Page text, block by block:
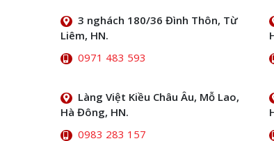
3 nghách 180/36 Đình Thôn, Từ
Liêm, HN.
0971 483 593
Làng Việt Kiều Châu Âu, Mỗ Lao,
Hà Đông, HN.
0983 283 157